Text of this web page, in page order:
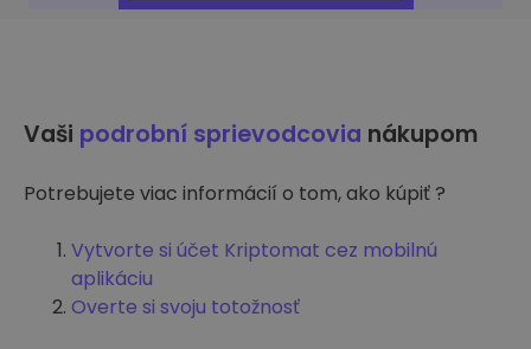
Vaši podrobní sprievodcovia nákupom
Potrebujete viac informácií o tom, ako kúpiť ?
Vytvorte si účet Kriptomat cez mobilnú
aplikáciu
Overte si svoju totožnosť